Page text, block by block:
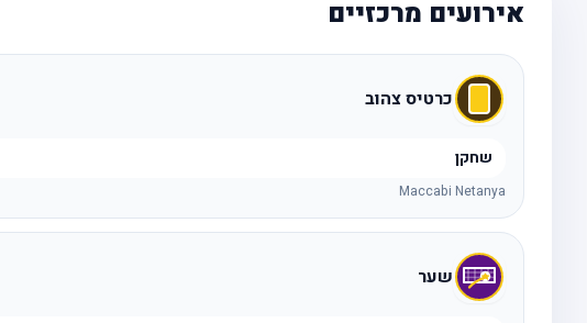
אירועים מרכזיים
כרטיס צהוב
שחקן
Maccabi Netanya
שער